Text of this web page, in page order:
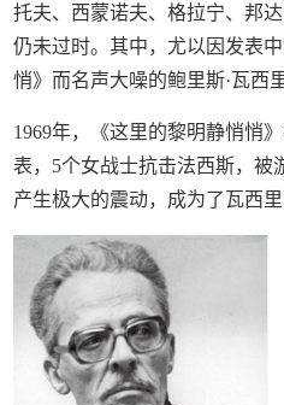
托夫、西蒙诺夫、格拉宁、邦
仍未过时。其中，尤以因发表
悄》而名声大噪的鲍里斯·瓦西
1969年，《这里的黎明静悄悄
表，5个女战士抗击法西斯，被
产生极大的震动，成为了瓦西里